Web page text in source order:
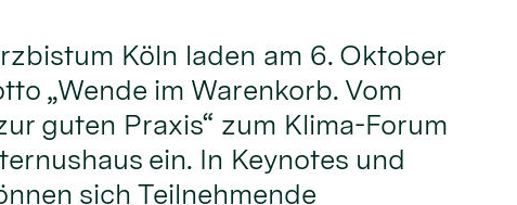
Köln laden am 6. Oktober
„Wende im Warenkorb. Vom
guten Praxis“ zum Klima-Forum
ein. In Keynotes und
sich Teilnehmende